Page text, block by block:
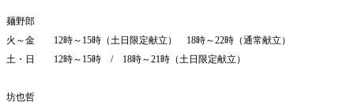
麺野郎
火～金 12時～15時（土日限定献立） 18時～22時（通常献立）
土・日 12時～15時 / 18時～21時（土日限定献立）
坊也哲